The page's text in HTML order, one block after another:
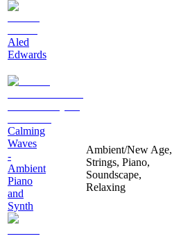
Aled
Edwards
Calming
Waves
-
Ambient
Piano
and
Synth
Ambient/New Age,
Strings, Piano,
Soundscape,
Relaxing